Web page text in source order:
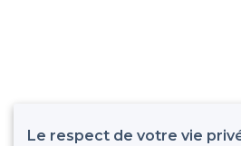
Le respect de votre vie